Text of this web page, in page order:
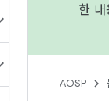
한 내
AOSP